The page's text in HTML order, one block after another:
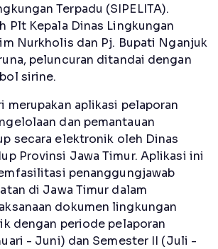
Terpadu (SIPELITA).
Plt Kepala Dinas Lingkungan
Nurkholis dan Pj. Bupati Nganjuk
peluncuran ditandai dengan
sirine.
merupakan aplikasi pelaporan
dan pemantauan
secara elektronik oleh Dinas
Provinsi Jawa Timur. Aplikasi ini
penanggungjawab
di Jawa Timur dalam
dokumen lingkungan
dengan periode pelaporan
- Juni) dan Semester II (Juli -